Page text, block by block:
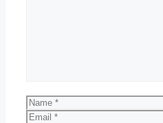
Syarat Asas Permohonan
Cara Memohon
Name
Email